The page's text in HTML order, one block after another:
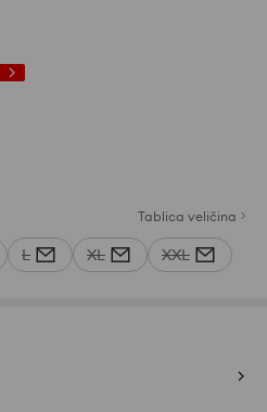
Tablica veličina
L XL XXL